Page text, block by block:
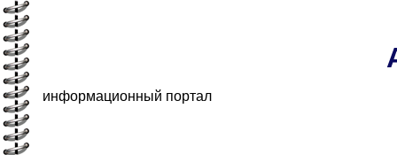
информационный портал